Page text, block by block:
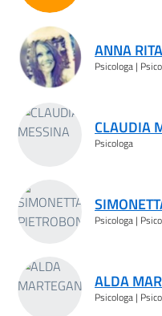
ANNA
Psicologa |
CLAUDIA
Psicologa
Psicologa |
ALDA
Psicologa |